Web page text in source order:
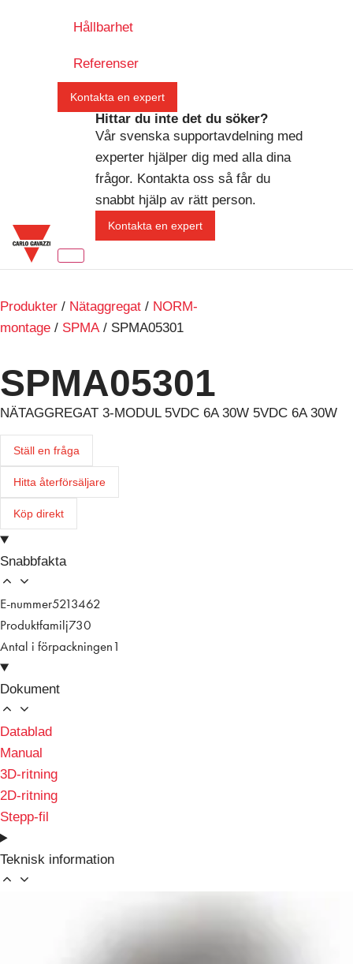
Hållbarhet
Referenser
Kontakta en expert
Hittar du inte det du söker?
Vår svenska supportavdelning med
experter hjälper dig med alla dina
frågor. Kontakta oss så får du
snabbt hjälp av rätt person.
Kontakta en expert
Produkter / Nätaggregat / NORM-
montage / SPMA / SPMA05301
SPMA05301
NÄTAGGREGAT 3-MODUL 5VDC 6A 30W 5VDC 6A 30W
Ställ en fråga
Hitta återförsäljare
Köp direkt
Snabbfakta
E-nummer5213462
Produktfamilj730
Antal i förpackningen 1
Dokument
Datablad
Manual
3D-ritning
2D-ritning
Stepp-fil
Teknisk information